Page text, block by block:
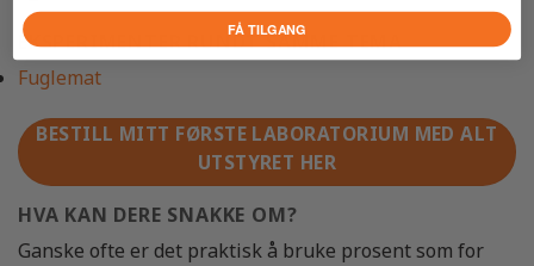
EKSPERIMENTER RUNDT SAMME TEMA
Fuglemat
BESTILL MITT FØRSTE LABORATORIUM MED ALT
UTSTYRET HER
HVA KAN DERE SNAKKE OM?
Ganske ofte er det praktisk å bruke prosent som for
FÅ TILGANG